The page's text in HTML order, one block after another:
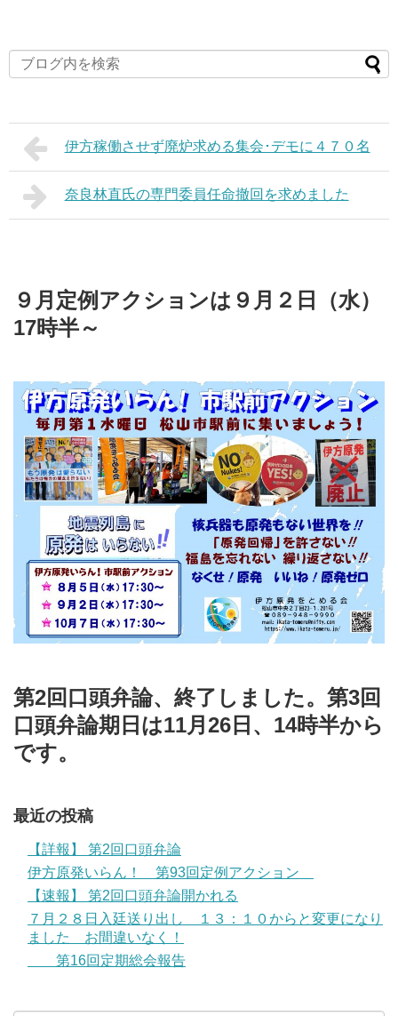
伊方稼働させず廃炉求める集会･デモに４７０名
奈良林直氏の専門委員任命撤回を求めました
９月定例アクションは９月２日（水）
17時半～
第2回口頭弁論、終了しました。第3回
口頭弁論期日は11月26日、14時半から
です。
最近の投稿
【詳報】 第2回口頭弁論
伊方原発いらん！ 第93回定例アクション
【速報】 第2回口頭弁論開かれる
７月２８日入廷送り出し １３：１０からと変更になり
ました お間違いなく！
第16回定期総会報告